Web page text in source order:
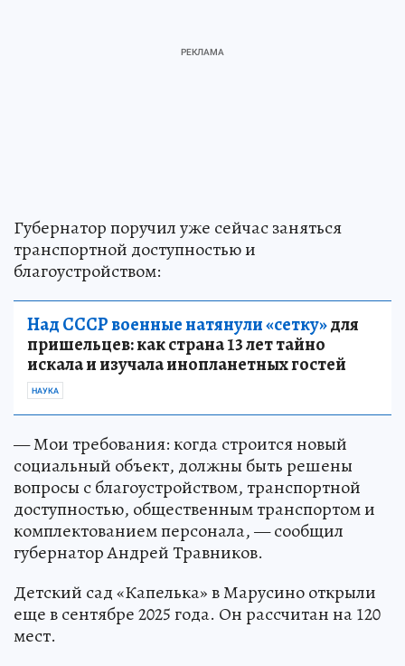
Губернатор поручил уже сейчас заняться
транспортной доступностью и
благоустройством:
Над СССР военные натянули «сетку»для
пришельцев: как страна 13 лет тайно
искала и изучала инопланетных гостей
НАУКА
— Мои требования: когда строится новый
социальный объект, должны быть решены
вопросы с благоустройством, транспортной
доступностью, общественным транспортом и
комплектованием персонала, — сообщил
губернатор Андрей Травников.
Детский сад «Капелька» в Марусино открыли
еще в сентябре 2025 года. Он рассчитан на 120
мест.